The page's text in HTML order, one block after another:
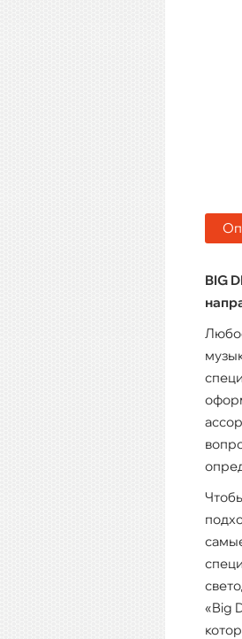
BIG
«Big